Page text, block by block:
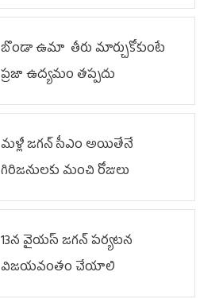
బొండా ఉమా తీరు మార్చుకోకుంటే
ప్రజా ఉద్యమం తప్పదు
మళ్లీ జగన్ సీఎం అయితేనే
గిరిజనులకు మంచి రోజులు
13న వైయస్‌ జగన్‌ పర్యటన
విజయవంతం చేయాలి